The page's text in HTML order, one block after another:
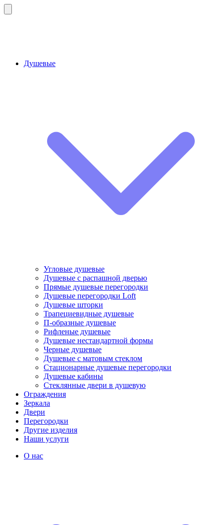
Душевые
Угловые душевые
Душевые с распашной дверью
Прямые душевые перегородки
Душевые перегородки Loft
Душевые шторки
Трапециевидные душевые
П-образные душевые
Рифленые душевые
Душевые нестандартной формы
Черные душевые
Душевые с матовым стеклом
Стационарные душевые перегородки
Душевые кабины
Стеклянные двери в душевую
Ограждения
Зеркала
Двери
Перегородки
Другие изделия
Наши услуги
О нас